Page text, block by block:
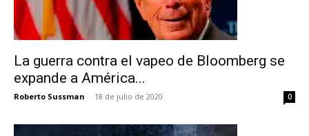
La guerra contra el vapeo de Bloomberg se
expande a América...
Roberto Sussman - 18 de julio de 2020 0